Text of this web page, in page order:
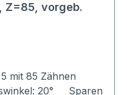
Z=85, vorgeb.
mit 85 Zähnen
20° Sparen